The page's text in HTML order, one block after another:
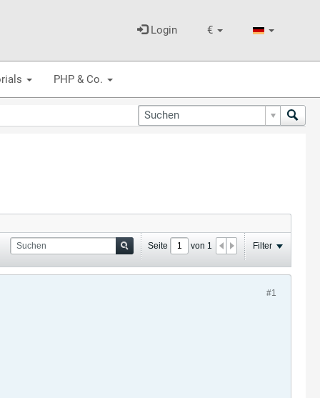
€
Login
PHP & Co.
Seite von 1 Filter
#1